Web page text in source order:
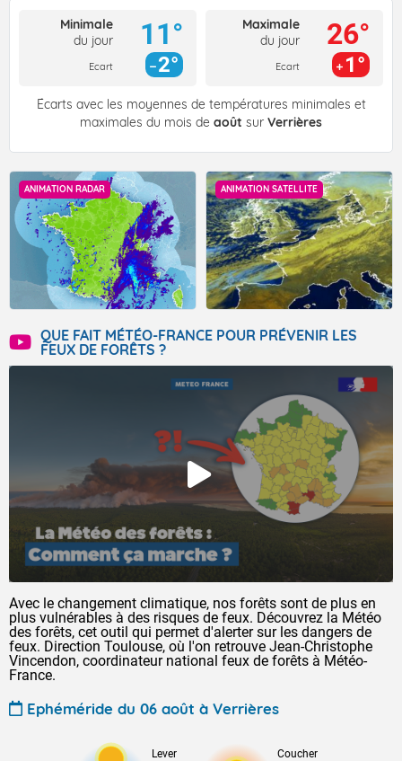
Minimale
du jour
Ecart
11°
2°
Maximale
du jour
Ecart
26°
1°
Écarts avec les moyennes de températures minimales et
maximales du mois de août sur Verrières
ANIMATION RADAR ANIMATION SATELLITE
QUE FAIT MÉTÉO-FRANCE POUR PRÉVENIR LES
FEUX DE FORÊTS ?
Avec le changement climatique, nos forêts sont de plus en
plus vulnérables à des risques de feux. Découvrez la Météo
des forêts, cet outil qui permet d'alerter sur les dangers de
feux. Direction Toulouse, où l'on retrouve Jean-Christophe
Vincendon, coordinateur national feux de forêts à Météo-
France.
Ephéméride du 06 août à Verrières
Lever Coucher